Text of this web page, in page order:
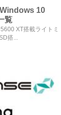
10
覧
XT搭載ライトミ
搭...